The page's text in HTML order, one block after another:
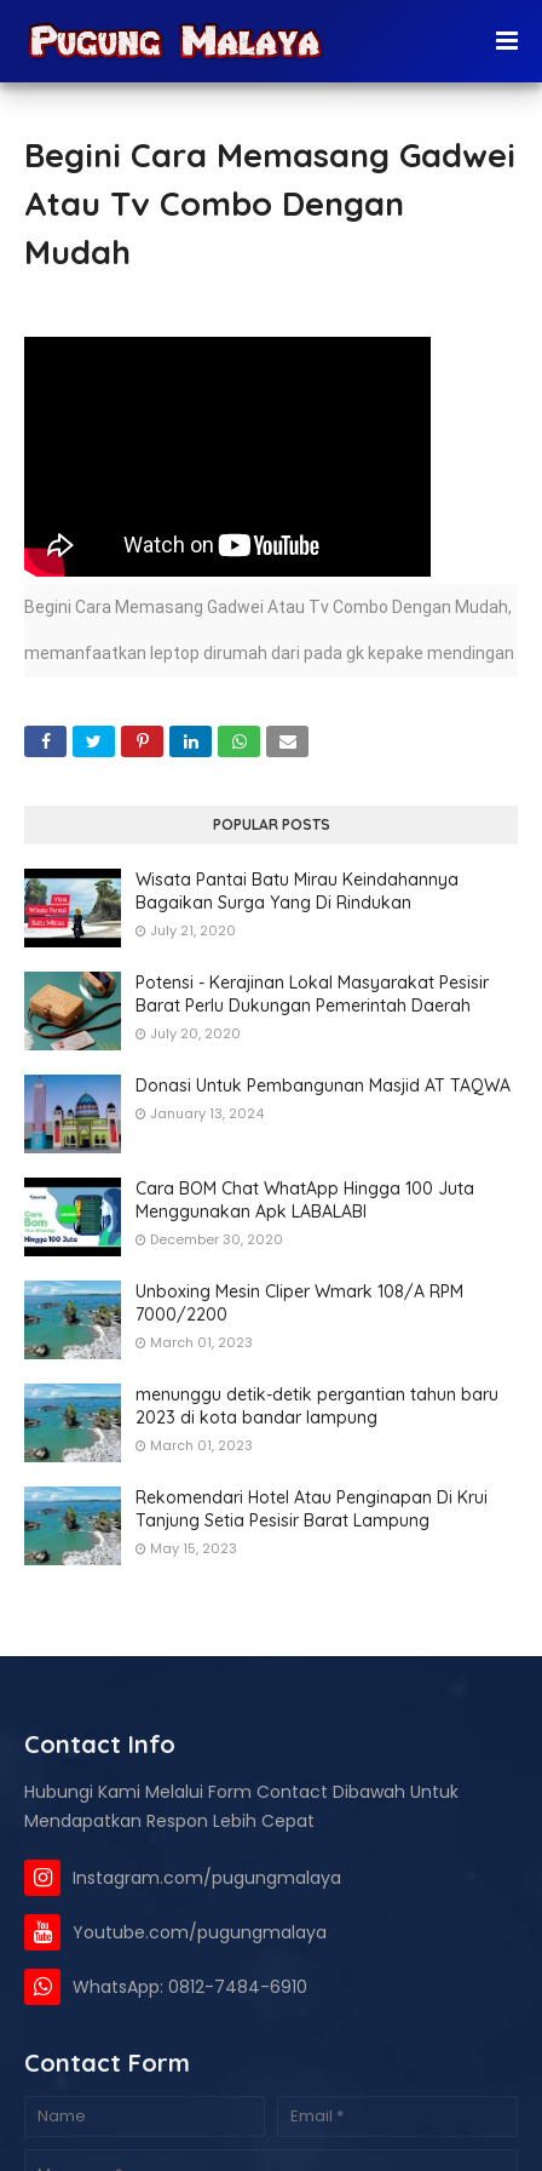
Begini Cara Memasang Gadwei
Atau Tv Combo Dengan
Mudah
Begini Cara Memasang Gadwei Atau Tv Combo Dengan Mudah,
memanfaatkan leptop dirumah dari pada gk kepake mendingan
sangat cocok buat anak kos ya, silagkan tonton videonya di
POPULAR POSTS
Wisata Pantai Batu Mirau Keindahannya
Bagaikan Surga Yang Di Rindukan
July 21, 2020
Potensi - Kerajinan Lokal Masyarakat Pesisir
Barat Perlu Dukungan Pemerintah Daerah
July 20, 2020
Donasi Untuk Pembangunan Masjid AT TAQWA
January 13, 2024
Cara BOM Chat WhatApp Hingga 100 Juta
Menggunakan Apk LABALABI
December 30, 2020
Unboxing Mesin Cliper Wmark 108/A RPM
7000/2200
March 01, 2023
menunggu detik-detik pergantian tahun baru
2023 di kota bandar lampung
March 01, 2023
Rekomendari Hotel Atau Penginapan Di Krui
Tanjung Setia Pesisir Barat Lampung
May 15, 2023
Contact Info
Hubungi Kami Melalui Form Contact Dibawah Untuk
Mendapatkan Respon Lebih Cepat
Instagram.com/pugungmalaya
Youtube.com/pugungmalaya
WhatsApp: 0812-7484-6910
Contact Form